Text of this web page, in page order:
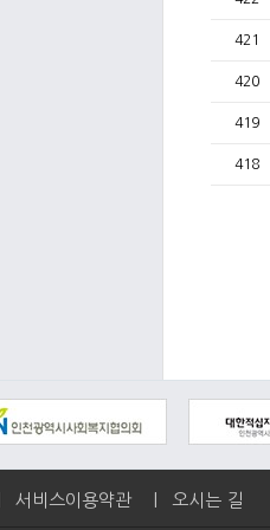
421
420
419
418
서비스이용약관 오시는 길